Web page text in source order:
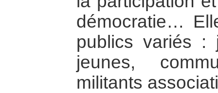
démocratie…
publics variés :
jeunes,
militants